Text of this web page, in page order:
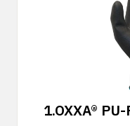
1.OXXA®